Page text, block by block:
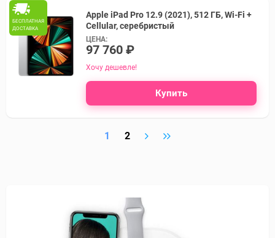
БЕСПЛАТНАЯ
ДОСТАВКА
Apple iPad Pro 12.9 (2021), 512 ГБ, Wi-Fi +
Cellular, серебристый
ЦЕНА:
97 760 ₽
Хочу дешевле!
Купить
1 2